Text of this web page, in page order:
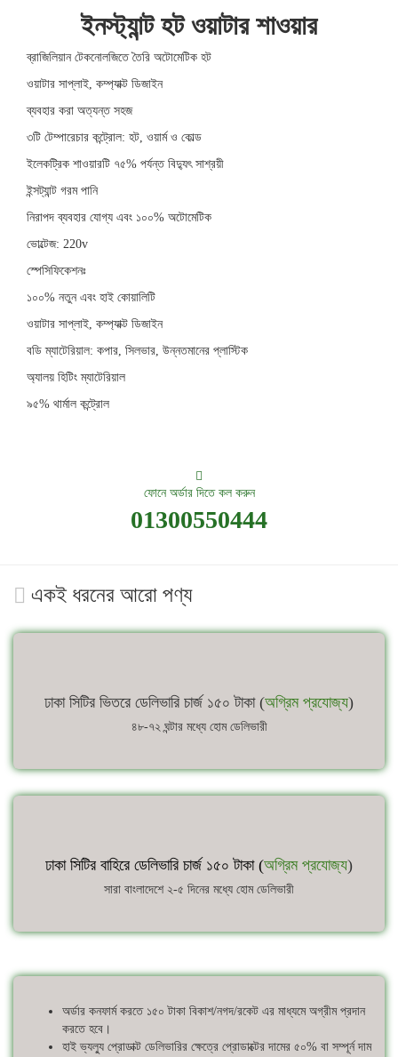
ইনস্ট্যান্ট হট ওয়াটার শাওয়ার
ব্রাজিলিয়ান টেকনোলজিতে তৈরি অটোমেটিক হট
ওয়াটার সাপ্লাই, কম্প্যাক্ট ডিজাইন
ব্যবহার করা অত্যন্ত সহজ
৩টি টেম্পারেচার কন্ট্রোল: হট, ওয়ার্ম ও কোল্ড
ইলেকট্রিক শাওয়ারটি ৭৫% পর্যন্ত বিদ্যুৎ সাশ্রয়ী
ইন্সট্যান্ট গরম পানি
নিরাপদ ব্যবহার যোগ্য এবং ১০০% অটোমেটিক
ভোল্টেজ: 220v
স্পেসিফিকেশনঃ
১০০% নতুন এবং হাই কোয়ালিটি
ওয়াটার সাপ্লাই, কম্প্যাক্ট ডিজাইন
বডি ম্যাটেরিয়াল: কপার, সিলভার, উন্নতমানের প্লাস্টিক
অ্যালয় হিটিং ম্যাটেরিয়াল
৯৫% থার্মাল কন্ট্রোল
ফোনে অর্ডার দিতে কল করুন
01300550444
একই ধরনের আরো পণ্য
ঢাকা সিটির ভিতরে ডেলিভারি চার্জ ১৫০ টাকা (অগ্রিম প্রযোজ্য)
৪৮-৭২ ঘন্টার মধ্যে হোম ডেলিভারী
ঢাকা সিটির বাহিরে ডেলিভারি চার্জ ১৫০ টাকা (অগ্রিম প্রযোজ্য)
সারা বাংলাদেশে ২-৫ দিনের মধ্যে হোম ডেলিভারী
অর্ডার কনফার্ম করতে ১৫০ টাকা বিকাশ/নগদ/রকেট এর মাধ্যমে অগ্রীম প্রদান
করতে হবে।
হাই ভ্যল্যু প্রোডাক্ট ডেলিভারির ক্ষেত্রে প্রোডাক্টের দামের ৫০% বা সম্পূর্ন দাম